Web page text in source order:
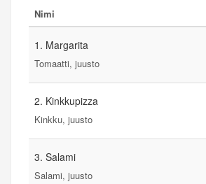
Nimi
1. Margarita
Tomaatti, juusto
2. Kinkkupizza
Kinkku, juusto
3. Salami
Salami, juusto